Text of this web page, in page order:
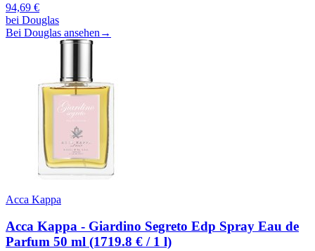
94,69 €
bei Douglas
Bei Douglas ansehen →
Acca Kappa
Acca Kappa - Giardino Segreto Edp Spray Eau de
Parfum 50 ml (1719.8 € / 1 l)